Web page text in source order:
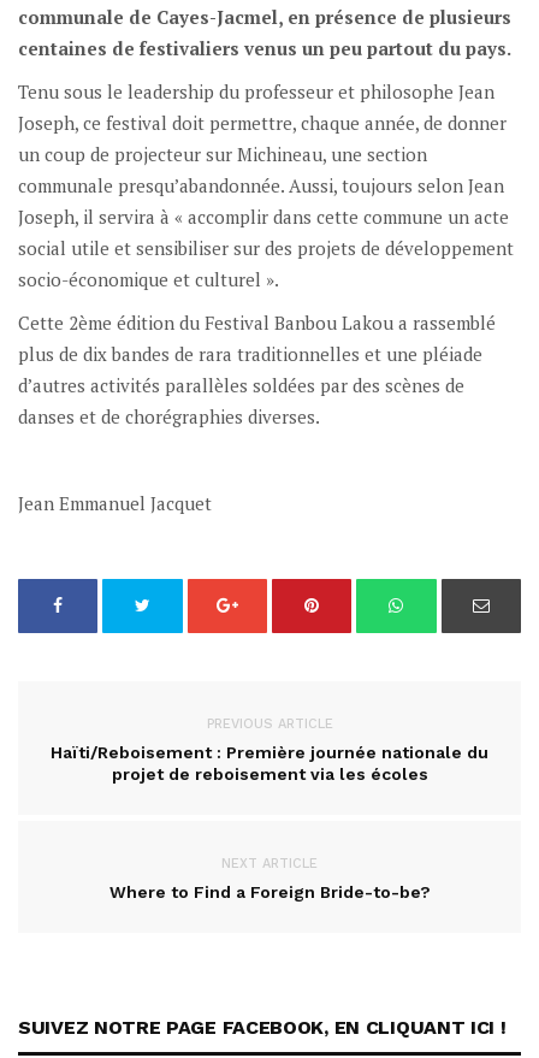
communale de Cayes-Jacmel, en présence de plusieurs
centaines de festivaliers venus un peu partout du pays.
Tenu sous le leadership du professeur et philosophe Jean
Joseph, ce festival doit permettre, chaque année, de donner
un coup de projecteur sur Michineau, une section
communale presqu’abandonnée. Aussi, toujours selon Jean
Joseph, il servira à « accomplir dans cette commune un acte
social utile et sensibiliser sur des projets de développement
socio-économique et culturel ».
Cette 2ème édition du Festival Banbou Lakou a rassemblé
plus de dix bandes de rara traditionnelles et une pléiade
d’autres activités parallèles soldées par des scènes de
danses et de chorégraphies diverses.
Jean Emmanuel Jacquet
PREVIOUS ARTICLE
Haïti/Reboisement : Première journée nationale du
projet de reboisement via les écoles
NEXT ARTICLE
Where to Find a Foreign Bride-to-be?
SUIVEZ NOTRE PAGE FACEBOOK, EN CLIQUANT ICI !